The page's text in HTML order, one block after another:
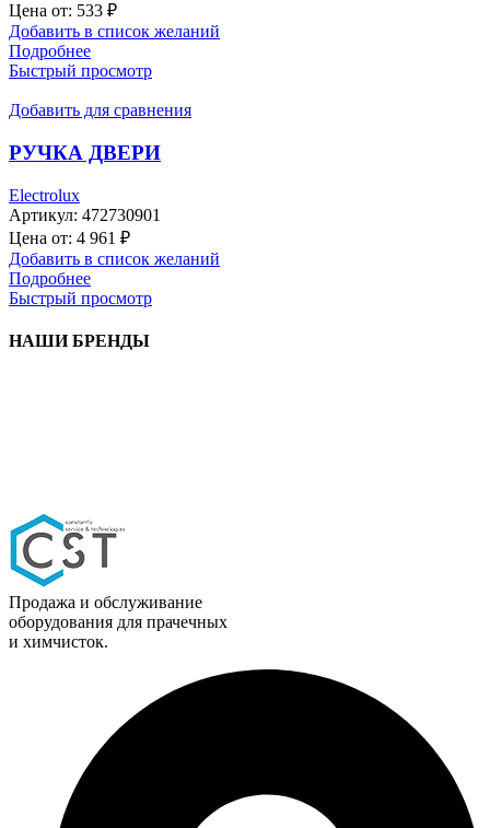
Цена от: 533 ₽
Добавить в список желаний
Подробнее
Быстрый просмотр
Добавить для сравнения
РУЧКА ДВЕРИ
Electrolux
Артикул: 472730901
Цена от: 4 961 ₽
Добавить в список желаний
Подробнее
Быстрый просмотр
НАШИ БРЕНДЫ
Продажа и обслуживание
оборудования для прачечных
и химчисток.